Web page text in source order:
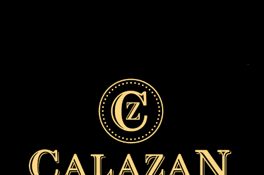
No se encontraron
resultados
La página solicitada no pudo encontrarse. Trate de
perfeccionar su búsqueda o utilice la navegación para
localizar la entrada.
Buscar